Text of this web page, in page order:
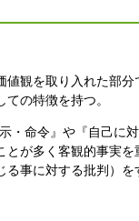
観を取り入れた部
の特徴を持つ。
・命令』や『自己に
が多く客観的事実
事に対する批判）を